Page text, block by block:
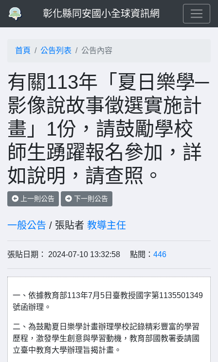
彰化縣同安國小全球資訊網
首頁 公告列表 公告內容
有關113年「夏日樂學─
影像說故事徵選實施計
畫」1份，請鼓勵學校
師生踴躍報名參加，詳
如說明，請查照。
上一則公告 下一則公告
一般公告 / 張貼者 教導主任
張貼日期： 2024-07-10 13:32:58 點閱： 446
一、依據教育部113年7月5日臺教授國字第1135501349
號函辦理。
二、為鼓勵夏日樂學計畫辦理學校記錄精彩豐富的學習
歷程，激發學生創意與學習動機，教育部國教署委請國
立臺中教育大學辦理旨揭計畫。